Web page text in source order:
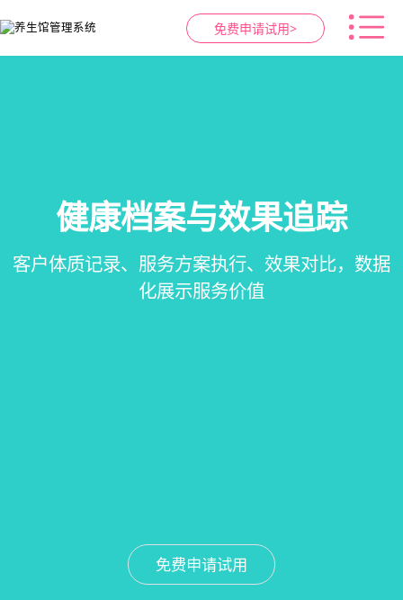
免费申请试用>
智慧养生馆管理系统
一站式解决养生馆预约、服务、会员、财务、营
销全流程数字化管理
免费申请试用
会员营销&锁客
会员积分、套餐定制、精准营销、客户关怀，提
升复购率与客单价
免费申请试用
预约与工位管理
在线预约、智能排班、技师调度、房间/床位状态
一目了然，提升资源利用率
免费申请试用
健康档案与效果追踪
客户体质记录、服务方案执行、效果对比，数据
化展示服务价值
免费申请试用